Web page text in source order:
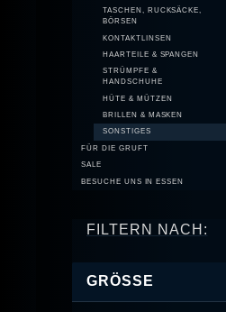
TASCHEN, RUCKSÄCKE,
BÖRSEN
KONTAKTLINSEN
HAARTEILE & SPANGEN
STRÜMPFE &
HANDSCHUHE
HÜTE & MÜTZEN
BRILLEN & MASKEN
SONSTIGES
FÜR DIE GRUFT
SALE
BESUCHE UNS IN ESSEN
FILTERN NACH:
GRÖSSE